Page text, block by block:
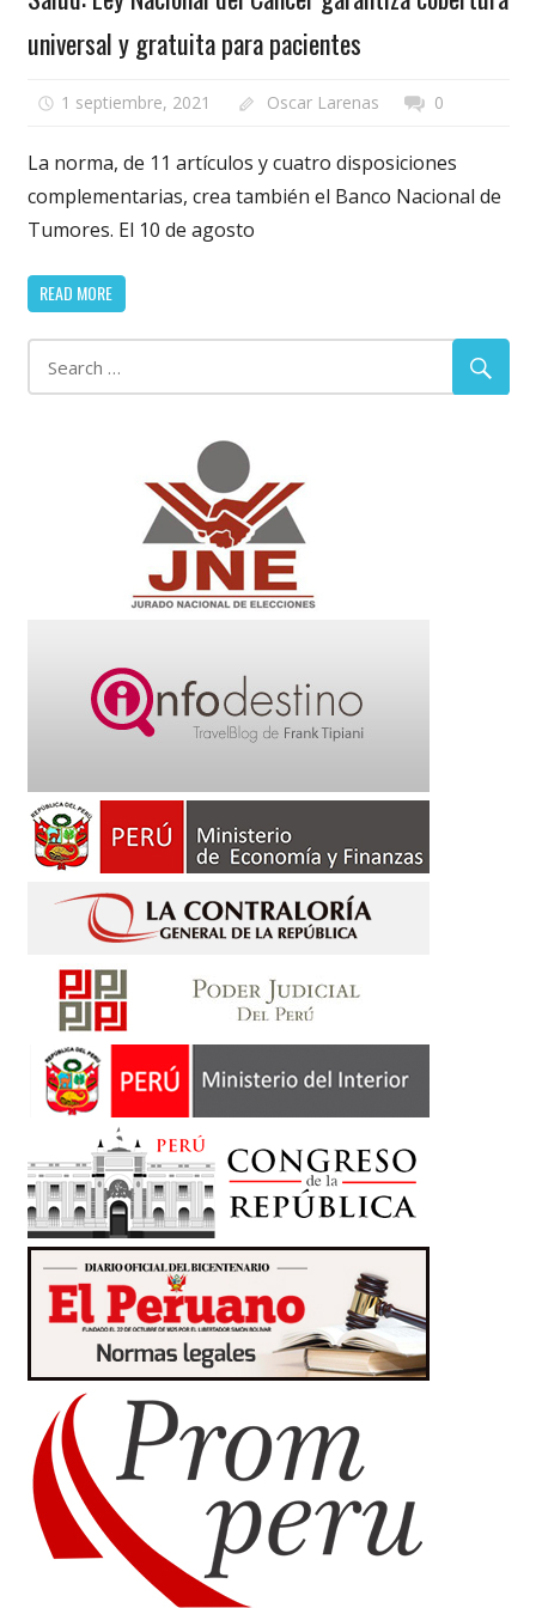
universal y gratuita para pacientes
1 septiembre, 2021 Oscar Larenas 0
La norma, de 11 artículos y cuatro disposiciones
complementarias, crea también el Banco Nacional de
Tumores. El 10 de agosto
READ MORE